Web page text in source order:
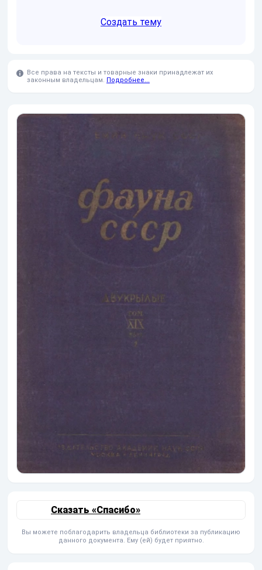
Создать тему
Все права на тексты и товарные знаки принадлежат их
законным владельцам. Подробнее...
Сказать «Спасибо»
Вы можете поблагодарить владельца библиотеки за публикацию
данного документа. Ему (ей) будет приятно.